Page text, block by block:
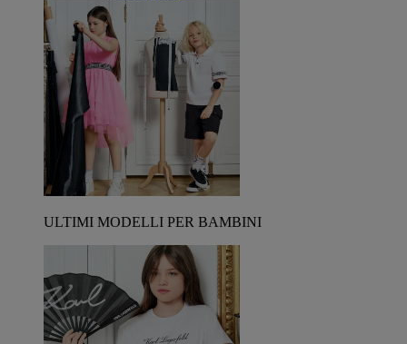
ULTIMI MODELLI PER BAMBINI